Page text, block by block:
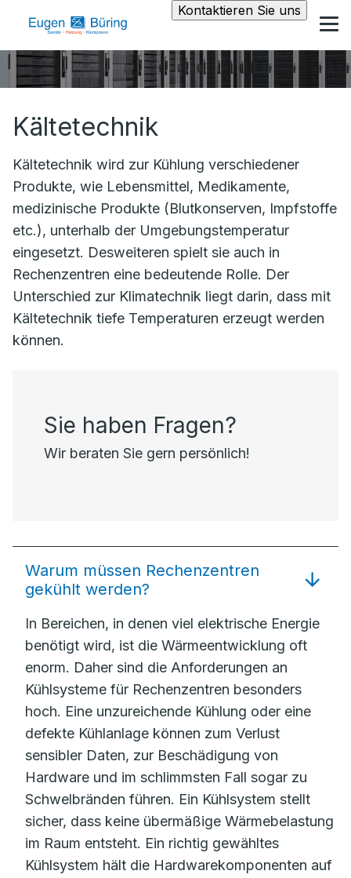
Kontaktieren Sie uns
Kältetechnik
Kältetechnik wird zur Kühlung verschiedener
Produkte, wie Lebensmittel, Medikamente,
medizinische Produkte (Blutkonserven, Impfstoffe
etc.), unterhalb der Umgebungstemperatur
eingesetzt. Desweiteren spielt sie auch in
Rechenzentren eine bedeutende Rolle. Der
Unterschied zur Klimatechnik liegt darin, dass mit
Kältetechnik tiefe Temperaturen erzeugt werden
können.
Sie haben Fragen?
Wir beraten Sie gern persönlich!
Warum müssen Rechenzentren
gekühlt werden?
In Bereichen, in denen viel elektrische Energie
benötigt wird, ist die Wärmeentwicklung oft
enorm. Daher sind die Anforderungen an
Kühlsysteme für Rechenzentren besonders
hoch. Eine unzureichende Kühlung oder eine
defekte Kühlanlage können zum Verlust
sensibler Daten, zur Beschädigung von
Hardware und im schlimmsten Fall sogar zu
Schwelbränden führen. Ein Kühlsystem stellt
sicher, dass keine übermäßige Wärmebelastung
im Raum entsteht. Ein richtig gewähltes
Kühlsystem hält die Hardwarekomponenten auf